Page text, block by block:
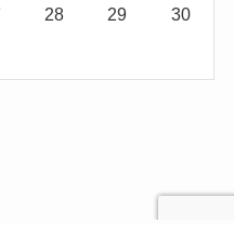
28 29 30